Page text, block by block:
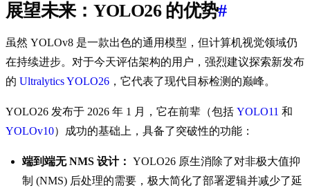
展望未来：YOLO26 的优势#
虽然 YOLOv8 是一款出色的通用模型，但计算机视觉领域仍
在持续进步。对于今天评估架构的用户，强烈建议探索新发布
的 Ultralytics YOLO26 ，它代表了现代目标检测的巅峰。
YOLO26 发布于 2026 年 1 月，它在前辈（包括 YOLO11 和
YOLOv10）成功的基础上，具备了突破性的功能：
端到端无 NMS 设计： YOLO26 原生消除了对非极大值抑
制 (NMS) 后处理的需要，极大简化了部署逻辑并减少了延